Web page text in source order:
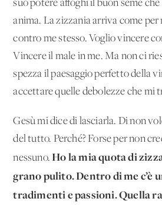
suo potere affoghi il buon seme
anima. La zizzania arriva come
contro me stesso. Voglio vincere
Vincere il male in me. Ma non ci
spezza il paesaggio perfetto della
accettare quelle debolezze che mi
Gesù mi dice di lasciarla. Di non
del tutto. Perché? Forse per non
nessuno.Ho la mia quota di
grano pulito. Dentro di me c’è
tradimenti e passioni. Quella